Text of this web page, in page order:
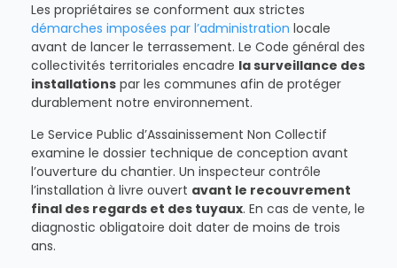
Les propriétaires se conforment aux strictes
démarches imposées par l’administration locale
avant de lancer le terrassement. Le Code général des
collectivités territoriales encadre la surveillance des
installations par les communes afin de protéger
durablement notre environnement.
Le Service Public d’Assainissement Non Collectif
examine le dossier technique de conception avant
l’ouverture du chantier. Un inspecteur contrôle
l’installation à livre ouvert avant le recouvrement
final des regards et des tuyaux. En cas de vente, le
diagnostic obligatoire doit dater de moins de trois
ans.